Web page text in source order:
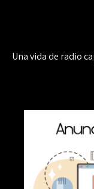
Una vida de radio